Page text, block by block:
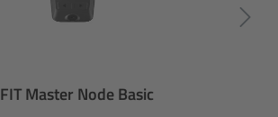
FIT Master Node Basic